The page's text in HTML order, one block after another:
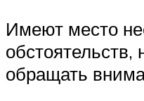
Имеют место
обстоятельств,
обращать